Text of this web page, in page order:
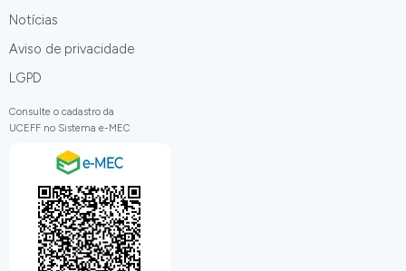
Notícias
Aviso de privacidade
LGPD
Consulte o cadastro da
UCEFF no Sistema e-MEC